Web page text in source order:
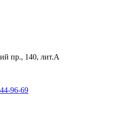
пр., 140, лит.А
96-69